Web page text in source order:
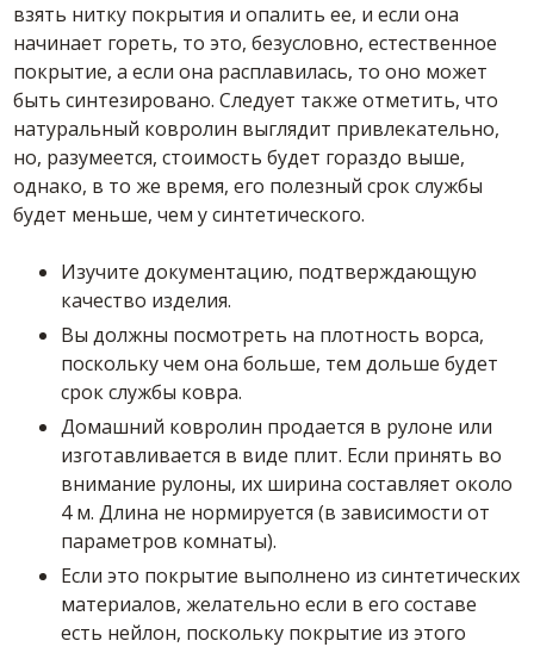
взять нитку покрытия и опалить ее, и если она
начинает гореть, то это, безусловно, естественное
покрытие, а если она расплавилась, то оно может
быть синтезировано. Следует также отметить, что
натуральный ковролин выглядит привлекательно,
но, разумеется, стоимость будет гораздо выше,
однако, в то же время, его полезный срок службы
будет меньше, чем у синтетического.
Изучите документацию, подтверждающую
качество изделия.
Вы должны посмотреть на плотность ворса,
поскольку чем она больше, тем дольше будет
срок службы ковра.
Домашний ковролин продается в рулоне или
изготавливается в виде плит. Если принять во
внимание рулоны, их ширина составляет около
4 м. Длина не нормируется (в зависимости от
параметров комнаты).
Если это покрытие выполнено из синтетических
материалов, желательно если в его составе
есть нейлон, поскольку покрытие из этого